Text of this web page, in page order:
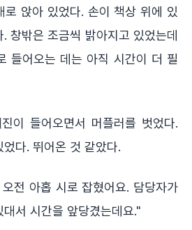
로 앉아 있었다. 손이 책상 위에 있
창밖은 조금씩 밝아지고 있었는데
들어오는 데는 아직 시간이 더 필
이 들어오면서 머플러를 벗었다.
다. 뛰어온 것 같았다.
전 아홉 시로 잡혔어요. 담당자가
서 시간을 앞당겼는데요."